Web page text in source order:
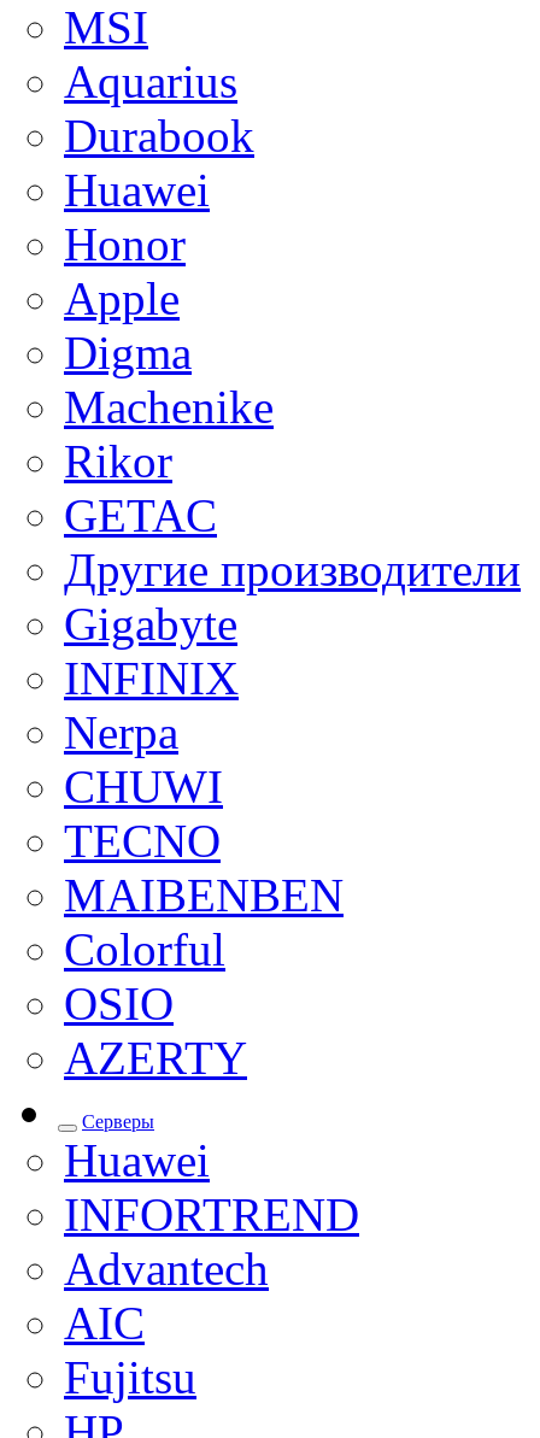
MSI
Aquarius
Durabook
Huawei
Honor
Apple
Digma
Machenike
Rikor
GETAC
Другие производители
Gigabyte
INFINIX
Nerpa
CHUWI
TECNO
MAIBENBEN
Colorful
OSIO
AZERTY
Серверы
Huawei
INFORTREND
Advantech
AIC
Fujitsu